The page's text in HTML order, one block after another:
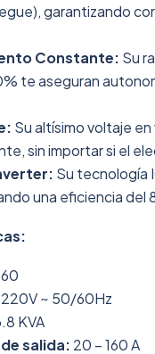
garantizando
Constante: Su
te aseguran
Su altísimo voltaje
sin importar si el
Su tecnología
una eficiencia del
220V ~ 50/60Hz
KVA
salida: 20 – 160 A